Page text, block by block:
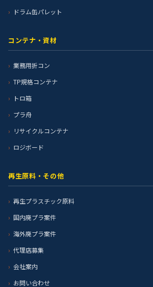
ドラム缶パレット
コンテナ・資材
業務用折コン
TP規格コンテナ
トロ箱
プラ舟
リサイクルコンテナ
ロジボード
再生原料・その他
再生プラスチック原料
国内廃プラ案件
海外廃プラ案件
代理店募集
会社案内
お問い合わせ